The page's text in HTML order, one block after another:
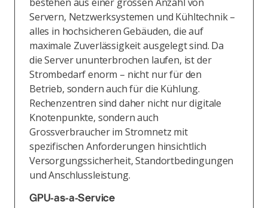
Servern, Netzwerksystemen und Kühltechnik –
alles in hochsicheren Gebäuden, die auf
maximale Zuverlässigkeit ausgelegt sind. Da
die Server ununterbrochen laufen, ist der
Strombedarf enorm – nicht nur für den
Betrieb, sondern auch für die Kühlung.
Rechenzentren sind daher nicht nur digitale
Knotenpunkte, sondern auch
Grossverbraucher im Stromnetz mit
spezifischen Anforderungen hinsichtlich
Versorgungssicherheit, Standortbedingungen
und Anschlussleistung.
GPU-as-a-Service